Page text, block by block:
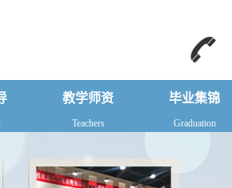
教学师资
Teachers
毕业集锦
Graduation